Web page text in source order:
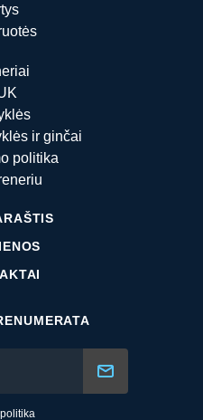
ir ginčai
politika